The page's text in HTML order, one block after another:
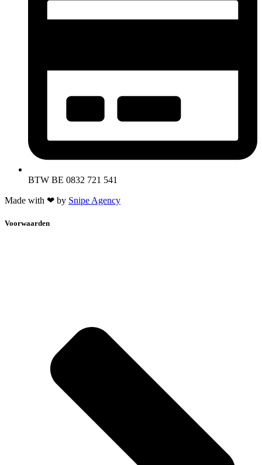
BTW BE 0832 721 541
Made with ❤ by Snipe Agency
Voorwaarden